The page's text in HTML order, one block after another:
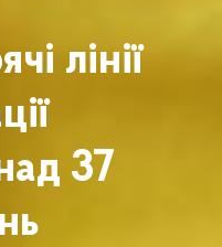
лінії
37